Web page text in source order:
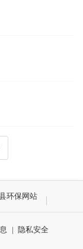
环保网站
| 隐私安全